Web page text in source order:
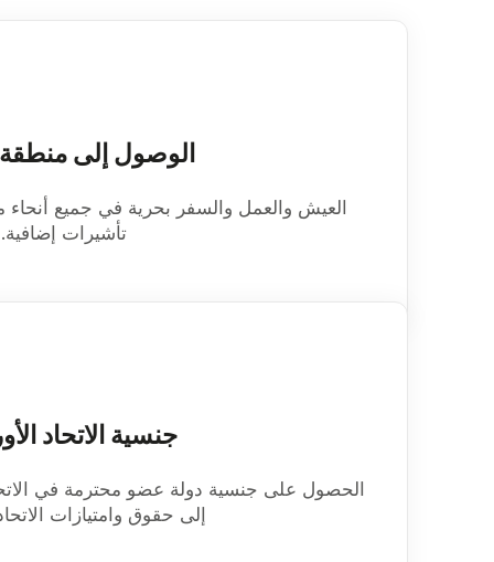
الوصول إلى
العيش والعمل والسفر بحرية في جميع
تأشيرات إضافية.
جنسية الاتحاد
الحصول على جنسية دولة عضو محترمة في
إلى حقوق وامتيازات